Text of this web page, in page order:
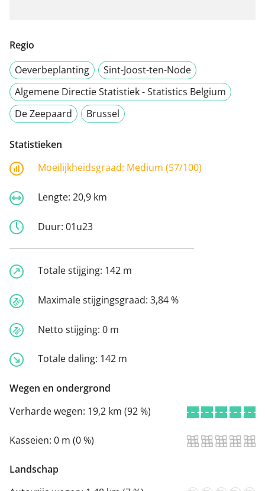
Regio
Oeverbeplanting
Sint-Joost-ten-Node
Algemene Directie Statistiek - Statistics Belgium
De Zeepaard
Brussel
Statistieken
Moeilijkheidsgraad: Medium (57/100)
Lengte: 20,9 km
Duur: 01u23
Totale stijging: 142 m
Maximale stijgingsgraad: 3,84 %
Netto stijging: 0 m
Totale daling: 142 m
Wegen en ondergrond
Verharde wegen: 19,2 km (92 %)
Kasseien: 0 m (0 %)
Landschap